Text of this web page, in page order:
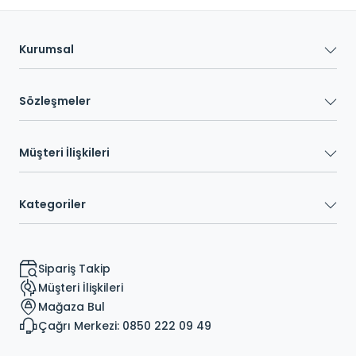
Kurumsal
Sözleşmeler
Müşteri İlişkileri
Kategoriler
Sipariş Takip
Müşteri İlişkileri
Mağaza Bul
Çağrı Merkezi: 0850 222 09 49